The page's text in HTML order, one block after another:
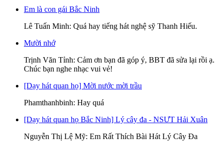
Em là con gái Bắc Ninh
Lê Tuấn Minh: Quá hay tiếng hát nghệ sỹ Thanh Hiếu.
Mười nhớ
Trịnh Văn Tỉnh: Cảm ơn bạn đã góp ý, BBT đã sửa lại rồi ạ.
Chúc bạn nghe nhạc vui vẻ!
[Dạy hát quan họ] Mời nước mời trầu
Phamthanhbinh: Hay quá
[Dạy hát quan họ Bắc Ninh] Lý cây đa - NSƯT Hải Xuân
Nguyễn Thị Lệ Mỹ: Em Rất Thích Bài Hát Lý Cây Đa